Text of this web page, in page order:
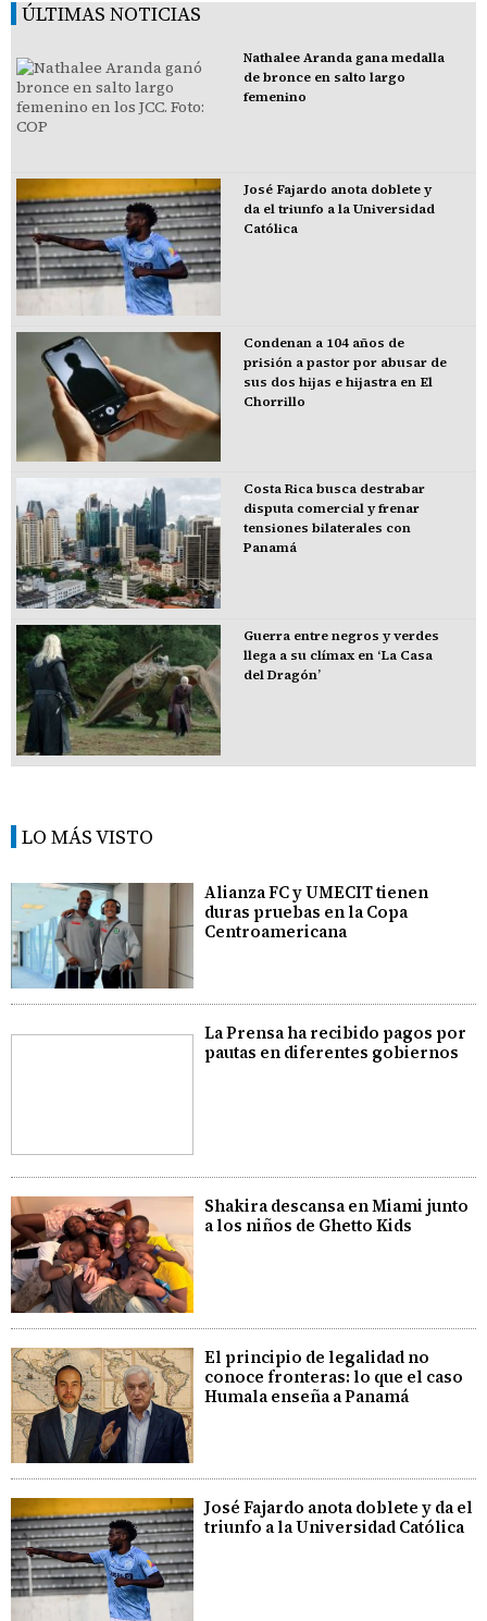
ÚLTIMAS NOTICIAS
Nathalee Aranda gana medalla
de bronce en salto largo
femenino
José Fajardo anota doblete y
da el triunfo a la Universidad
Católica
Condenan a 104 años de
prisión a pastor por abusar de
sus dos hijas e hijastra en El
Chorrillo
Costa Rica busca destrabar
disputa comercial y frenar
tensiones bilaterales con
Panamá
Guerra entre negros y verdes
llega a su clímax en ‘La Casa
del Dragón’
LO MÁS VISTO
Alianza FC y UMECIT tienen
duras pruebas en la Copa
Centroamericana
La Prensa ha recibido pagos por
pautas en diferentes gobiernos
Shakira descansa en Miami junto
a los niños de Ghetto Kids
El principio de legalidad no
conoce fronteras: lo que el caso
Humala enseña a Panamá
José Fajardo anota doblete y da el
triunfo a la Universidad Católica